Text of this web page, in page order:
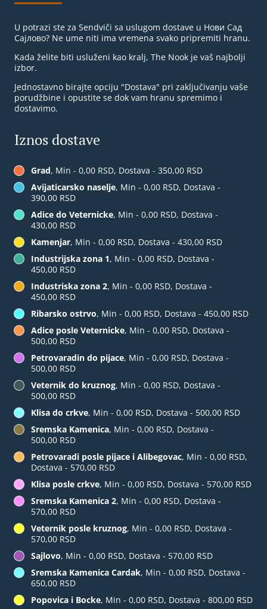
U potrazi ste za Sendviči sa uslugom dostave u Нови Сад
Сајлово? Ne ume niti ima vremena svako pripremiti hranu.
Kada želite biti usluženi kao kralj, The Nook je vaš najbolji
izbor.
Jednostavno birajte opciju "Dostava" pri zaključivanju vaše
porudžbine i opustite se dok vam hranu spremimo i
dostavimo.
Iznos dostave
Grad, Min - 0,00 RSD, Dostava - 350,00 RSD
Avijaticarsko naselje, Min - 0,00 RSD, Dostava -
390,00 RSD
Adice do Veternicke, Min - 0,00 RSD, Dostava -
430,00 RSD
Kamenjar, Min - 0,00 RSD, Dostava - 430,00 RSD
Industrijska zona 1, Min - 0,00 RSD, Dostava -
450,00 RSD
Industriska zona 2, Min - 0,00 RSD, Dostava -
450,00 RSD
Ribarsko ostrvo, Min - 0,00 RSD, Dostava - 450,00 RSD
Adice posle Veternicke, Min - 0,00 RSD, Dostava -
500,00 RSD
Petrovaradin do pijace, Min - 0,00 RSD, Dostava -
500,00 RSD
Veternik do kruznog, Min - 0,00 RSD, Dostava -
500,00 RSD
Klisa do crkve, Min - 0,00 RSD, Dostava - 500,00 RSD
Sremska Kamenica, Min - 0,00 RSD, Dostava -
500,00 RSD
Petrovaradi posle pijace i Alibegovac, Min - 0,00 RSD,
Dostava - 570,00 RSD
Klisa posle crkve, Min - 0,00 RSD, Dostava - 570,00 RSD
Sremska Kamenica 2, Min - 0,00 RSD, Dostava -
570,00 RSD
Veternik posle kruznog, Min - 0,00 RSD, Dostava -
570,00 RSD
Sajlovo, Min - 0,00 RSD, Dostava - 570,00 RSD
Sremska Kamenica Cardak, Min - 0,00 RSD, Dostava -
650,00 RSD
Popovica i Bocke, Min - 0,00 RSD, Dostava - 800,00 RSD